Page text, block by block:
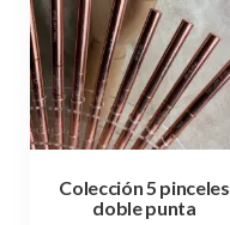
Colección 5 pinceles
doble punta